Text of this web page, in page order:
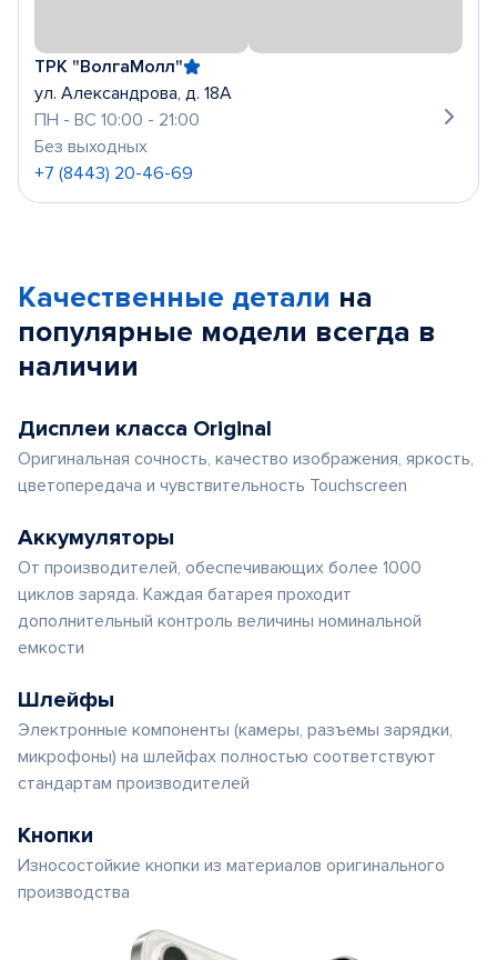
ТРК "ВолгаМолл"
ул. Александрова, д. 18А
ПН - ВС 10:00 - 21:00
Без выходных
+7 (8443) 20-46-69
Качественные детали на
популярные модели всегда в
наличии
Дисплеи класса Original
Оригинальная сочность, качество изображения, яркость,
цветопередача и чувствительность Touchscreen
Аккумуляторы
От производителей, обеспечивающих более 1000
циклов заряда. Каждая батарея проходит
дополнительный контроль величины номинальной
емкости
Шлейфы
Электронные компоненты (камеры, разъемы зарядки,
микрофоны) на шлейфах полностью соответствуют
стандартам производителей
Кнопки
Износостойкие кнопки из материалов оригинального
производства